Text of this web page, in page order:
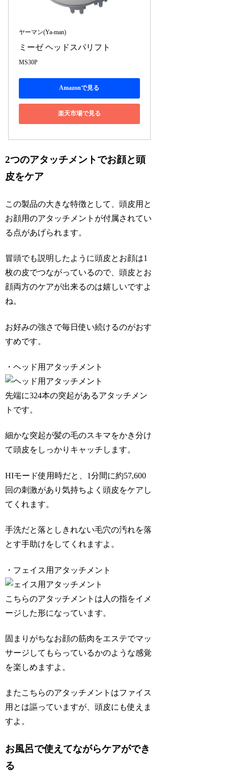
ヤーマン(Ya-man)
ミーゼ ヘッドスパリフト
MS30P
Amazonで見る
楽天市場で見る
2つのアタッチメントでお顔と頭
皮をケア
この製品の大きな特徴として、頭皮用と
お顔用のアタッチメントが付属されてい
る点があげられます。
冒頭でも説明したように頭皮とお顔は1
枚の皮でつながっているので、頭皮とお
顔両方のケアが出来るのは嬉しいですよ
ね。
お好みの強さで毎日使い続けるのがおす
すめです。
・ヘッド用アタッチメント
先端に324本の突起があるアタッチメン
トです。
細かな突起が髪の毛のスキマをかき分け
て頭皮をしっかりキャッチします。
HIモード使用時だと、1分間に約57,600
回の刺激があり気持ちよく頭皮をケアし
てくれます。
手洗だと落としきれない毛穴の汚れを落
とす手助けをしてくれますよ。
・フェイス用アタッチメント
こちらのアタッチメントは人の指をイメ
ージした形になっています。
固まりがちなお顔の筋肉をエステでマッ
サージしてもらっているかのような感覚
を楽しめますよ。
またこちらのアタッチメントはファイス
用とは謳っていますが、頭皮にも使えま
すよ。
お風呂で使えてながらケアができ
る